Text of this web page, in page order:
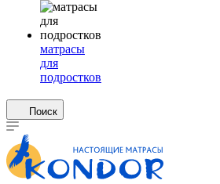
матрасы
для
подростков
Поиск